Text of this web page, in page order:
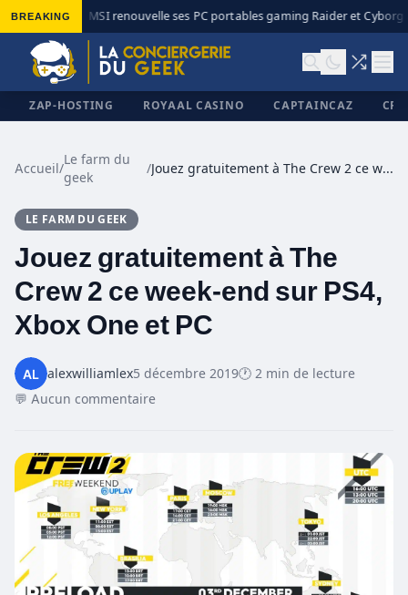
BREAKING MSI renouvelle ses PC portables gaming Raider et Cyborg
ZAP-HOSTING ROYAAL CASINO CAPTAINCAZ
Accueil/
Le farm du
geek
/ Jouez gratuitement à The Crew 2 ce week-end sur PS4, Xbox One et PC
LE FARM DU GEEK
Jouez gratuitement à The
Crew 2 ce week-end sur PS4,
Xbox One et PC
alexwilliamlex5 décembre 2019🕐 2 min de lecture
💬 Aucun commentaire